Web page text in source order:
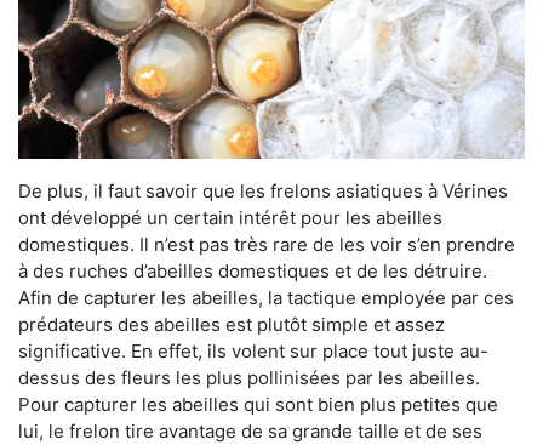
De plus, il faut savoir que les frelons asiatiques à Vérines
ont développé un certain intérêt pour les abeilles
domestiques. Il n’est pas très rare de les voir s’en prendre
à des ruches d’abeilles domestiques et de les détruire.
Afin de capturer les abeilles, la tactique employée par ces
prédateurs des abeilles est plutôt simple et assez
significative. En effet, ils volent sur place tout juste au-
dessus des fleurs les plus pollinisées par les abeilles.
Pour capturer les abeilles qui sont bien plus petites que
lui, le frelon tire avantage de sa grande taille et de ses